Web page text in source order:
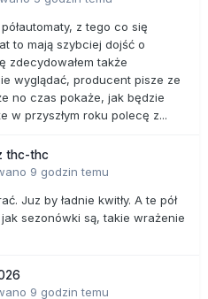
z tego co się
to mają szybciej dojść o
zdecydowałem także
wyglądać, producent pisze ze
no czas pokaże, jak będzie
w przyszłym roku polecę z...
thc-thc
9 godzin temu
Juz by ładnie kwitły. A te pół
sezonówki są, takie wrażenie
9 godzin temu